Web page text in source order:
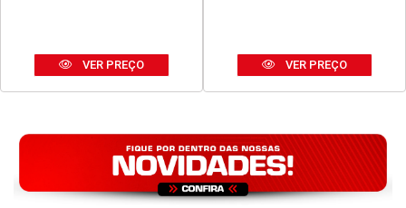
VER PREÇO VER PREÇO